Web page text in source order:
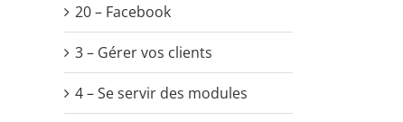
20 – Facebook
3 – Gérer vos clients
4 – Se servir des modules